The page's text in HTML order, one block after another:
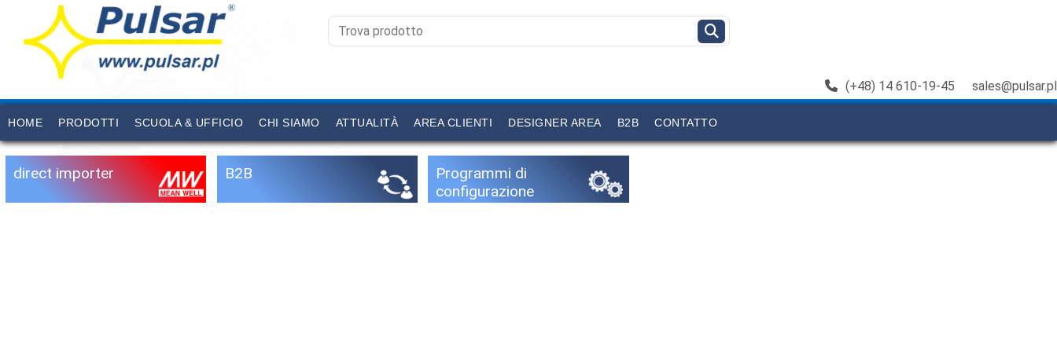
(+48) 14 610-19-45 sales@pulsar.pl
HOME PRODOTTI SCUOLA & UFFICIO CHI SIAMO ATTUALITÀ AREA CLIENTI DESIGNER AREA B2B CONTATTO
direct importer B2B
Programmi di
configurazione